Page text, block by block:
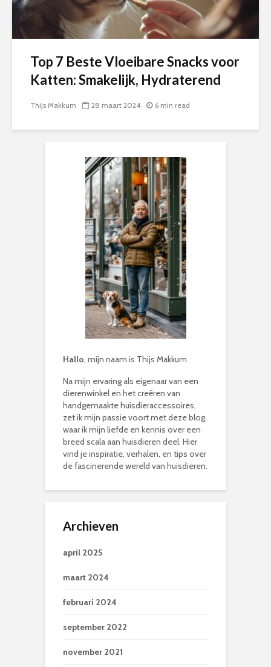
Top 7 Beste Vloeibare Snacks voor
Katten: Smakelijk, Hydraterend
Thijs Makkum 28 maart 2024 6 min read
Hallo, mijn naam is Thijs Makkum.
Na mijn ervaring als eigenaar van een
dierenwinkel en het creëren van
handgemaakte huisdieraccessoires,
zet ik mijn passie voort met deze blog,
waar ik mijn liefde en kennis over een
breed scala aan huisdieren deel. Hier
vind je inspiratie, verhalen, en tips over
de fascinerende wereld van huisdieren.
Archieven
april 2025
maart 2024
februari 2024
september 2022
november 2021